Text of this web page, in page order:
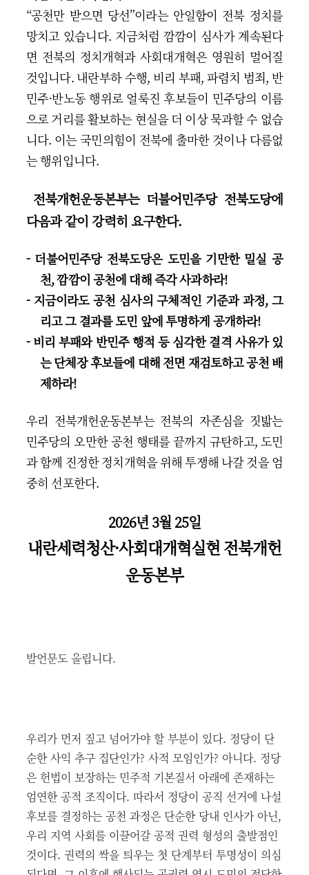
“공천만 받으면 당선”이라는 안일함이 전북 정치를
망치고 있습니다. 지금처럼 깜깜이 심사가 계속된다
면 전북의 정치개혁과 사회대개혁은 영원히 멀어질
것입니다. 내란부하 수행, 비리 부패, 파렴치 범죄, 반
민주·반노동 행위로 얼룩진 후보들이 민주당의 이름
으로 거리를 활보하는 현실을 더 이상 묵과할 수 없습
니다. 이는 국민의힘이 전북에 출마한 것이나 다름없
는 행위입니다.
전북개헌운동본부는 더불어민주당 전북도당에
다음과 같이 강력히 요구한다.
- 더불어민주당 전북도당은 도민을 기만한 밀실 공
천, 깜깜이 공천에 대해 즉각 사과하라!
- 지금이라도 공천 심사의 구체적인 기준과 과정, 그
리고 그 결과를 도민 앞에 투명하게 공개하라!
- 비리 부패와 반민주 행적 등 심각한 결격 사유가 있
는 단체장 후보들에 대해 전면 재검토하고 공천 배
제하라!
우리 전북개헌운동본부는 전북의 자존심을 짓밟는
민주당의 오만한 공천 행태를 끝까지 규탄하고, 도민
과 함께 진정한 정치개혁을 위해 투쟁해 나갈 것을 엄
중히 선포한다.
2026년 3월 25일
내란세력청산·사회대개혁실현 전북개헌
운동본부
발언문도 올립니다.
우리가 먼저 짚고 넘어가야 할 부분이 있다. 정당이 단
순한 사익 추구 집단인가? 사적 모임인가? 아니다. 정당
은 헌법이 보장하는 민주적 기본질서 아래에 존재하는
엄연한 공적 조직이다. 따라서 정당이 공직 선거에 나설
후보를 결정하는 공천 과정은 단순한 당내 인사가 아닌,
우리 지역 사회를 이끌어갈 공적 권력 형성의 출발점인
것이다. 권력의 싹을 틔우는 첫 단계부터 투명성이 의심